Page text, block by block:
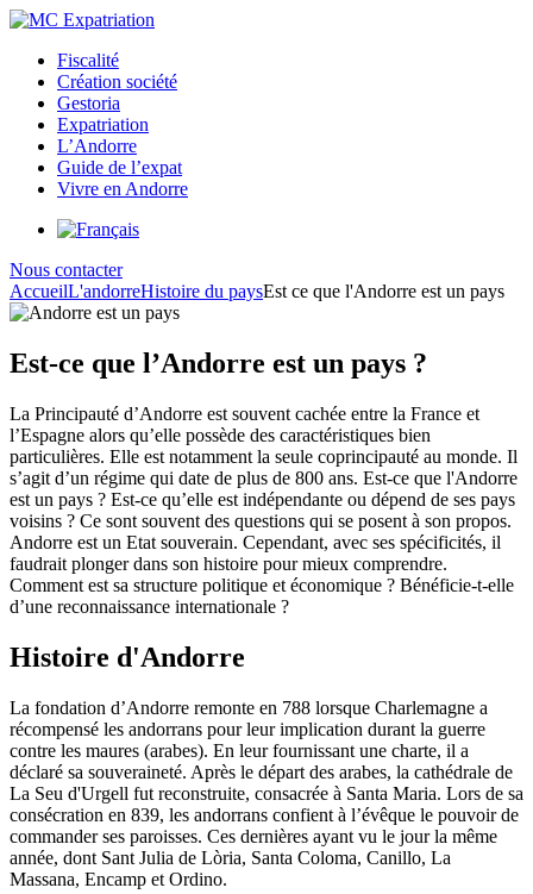
Fiscalité
Création société
Gestoria
Expatriation
L’Andorre
Guide de l’expat
Vivre en Andorre
Nous contacter
AccueilL'andorreHistoire du paysEst ce que l'Andorre est un pays
Est-ce que l’Andorre est un pays ?
La Principauté d’Andorre est souvent cachée entre la France et
l’Espagne alors qu’elle possède des caractéristiques bien
particulières. Elle est notamment la seule coprincipauté au monde. Il
s’agit d’un régime qui date de plus de 800 ans. Est-ce que l'Andorre
est un pays ? Est-ce qu’elle est indépendante ou dépend de ses pays
voisins ? Ce sont souvent des questions qui se posent à son propos.
Andorre est un Etat souverain. Cependant, avec ses spécificités, il
faudrait plonger dans son histoire pour mieux comprendre.
Comment est sa structure politique et économique ? Bénéficie-t-elle
d’une reconnaissance internationale ?
Histoire d'Andorre
La fondation d’Andorre remonte en 788 lorsque Charlemagne a
récompensé les andorrans pour leur implication durant la guerre
contre les maures (arabes). En leur fournissant une charte, il a
déclaré sa souveraineté. Après le départ des arabes, la cathédrale de
La Seu d'Urgell fut reconstruite, consacrée à Santa Maria. Lors de sa
consécration en 839, les andorrans confient à l’évêque le pouvoir de
commander ses paroisses. Ces dernières ayant vu le jour la même
année, dont Sant Julia de Lòria, Santa Coloma, Canillo, La
Massana, Encamp et Ordino.